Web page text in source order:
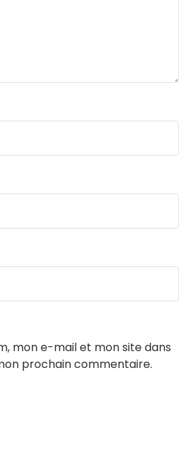
mon e-mail et mon site dans
prochain commentaire.